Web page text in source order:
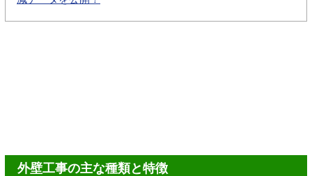
外壁工事の主な種類と特徴